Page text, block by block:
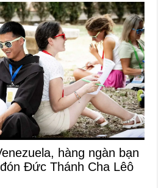
hàng ngàn bạn
Đức Thánh Cha Lêô